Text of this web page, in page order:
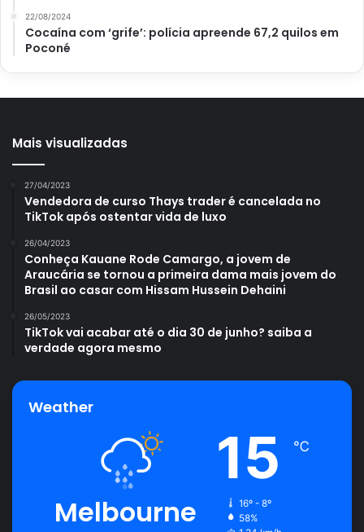
22/08/2024
Cocaína com ‘grife’: polícia apreende 67,2 quilos em
Poconé
Mais visualizadas
27/04/2023
Vendedora de curso Thays trader é cancelada no
TikTok após ostentar vida de luxo
26/04/2023
Conheça Kauane Rode Camargo, a jovem de
Araucária se tornou a primeira dama mais jovem do
Brasil ao casar com Hissam Hussein Dehaini
26/05/2023
TikTok vai acabar até o dia 30 de junho? saiba a
verdade agora mesmo
Weather
Melbourne
15 ℃
16º - 8º
58%